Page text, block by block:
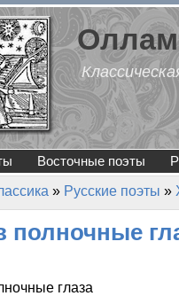
Восточные поэты
» Русские поэты »
полночные
глаза